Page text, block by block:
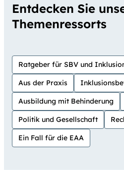
Entdecken Sie
Themenressorts
Ratgeber für SBV und
Aus der Praxis
Ausbildung mit Behinderung
Politik und Gesellschaft
Ein Fall für die EAA